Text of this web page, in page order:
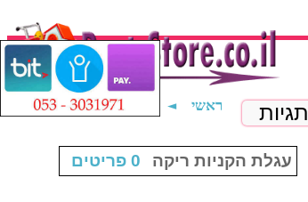
תגיות
עגלת הקניות ריקה 0 פריטים
ראשי ◄ אביזרים למחשב נייח -